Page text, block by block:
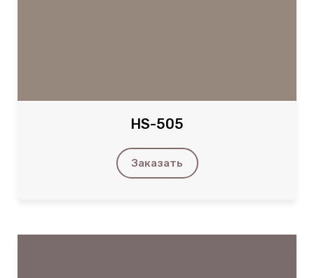
HS-505
Заказать